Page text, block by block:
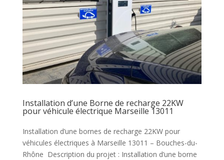
Installation d’une Borne de recharge 22KW
pour véhicule électrique Marseille 13011
Installation d’une bornes de recharge 22KW pour
véhicules électriques à Marseille 13011 – Bouches-du-
Rhône Description du projet : Installation d’une borne